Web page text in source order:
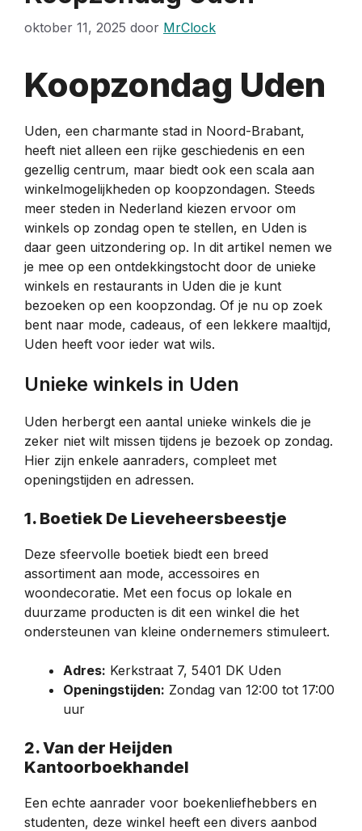
oktober 11, 2025 door MrClock
Koopzondag Uden
Uden, een charmante stad in Noord-Brabant,
heeft niet alleen een rijke geschiedenis en een
gezellig centrum, maar biedt ook een scala aan
winkelmogelijkheden op koopzondagen. Steeds
meer steden in Nederland kiezen ervoor om
winkels op zondag open te stellen, en Uden is
daar geen uitzondering op. In dit artikel nemen we
je mee op een ontdekkingstocht door de unieke
winkels en restaurants in Uden die je kunt
bezoeken op een koopzondag. Of je nu op zoek
bent naar mode, cadeaus, of een lekkere maaltijd,
Uden heeft voor ieder wat wils.
Unieke winkels in Uden
Uden herbergt een aantal unieke winkels die je
zeker niet wilt missen tijdens je bezoek op zondag.
Hier zijn enkele aanraders, compleet met
openingstijden en adressen.
1. Boetiek De Lieveheersbeestje
Deze sfeervolle boetiek biedt een breed
assortiment aan mode, accessoires en
woondecoratie. Met een focus op lokale en
duurzame producten is dit een winkel die het
ondersteunen van kleine ondernemers stimuleert.
Adres: Kerkstraat 7, 5401 DK Uden
Openingstijden: Zondag van 12:00 tot 17:00
uur
2. Van der Heijden
Kantoorboekhandel
Een echte aanrader voor boekenliefhebbers en
studenten, deze winkel heeft een divers aanbod